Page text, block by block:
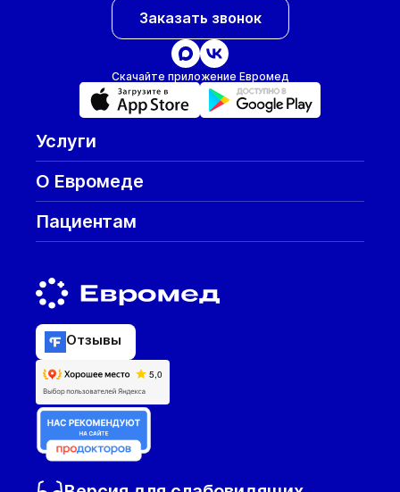
Заказать звонок
Скачайте приложение Евромед
Услуги
О Евромеде
Пациентам
Отзывы